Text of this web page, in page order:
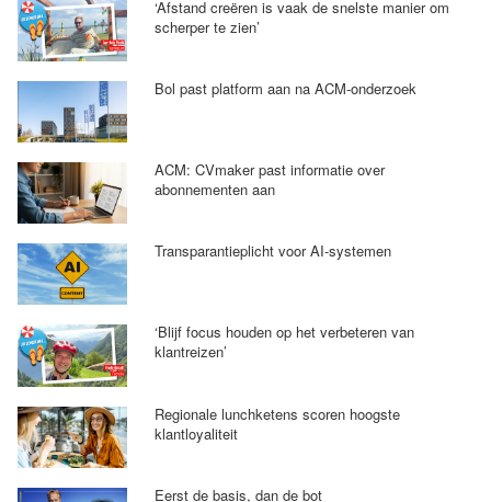
‘Afstand creëren is vaak de snelste manier om
scherper te zien’
Bol past platform aan na ACM-onderzoek
ACM: CVmaker past informatie over
abonnementen aan
Transparantieplicht voor AI-systemen
‘Blijf focus houden op het verbeteren van
klantreizen’
Regionale lunchketens scoren hoogste
klantloyaliteit
Eerst de basis, dan de bot